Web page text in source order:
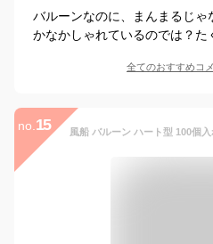
バルーンなのに、まんまるじゃ
かなかしゃれているのでは？た
全てのおすすめコ
no. 15